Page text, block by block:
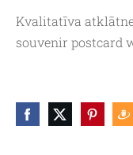
Kvalitatīva
souvenir postcard